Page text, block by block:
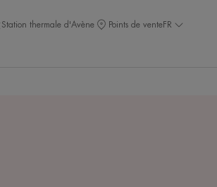
Station thermale d'Avène Points de venteFR